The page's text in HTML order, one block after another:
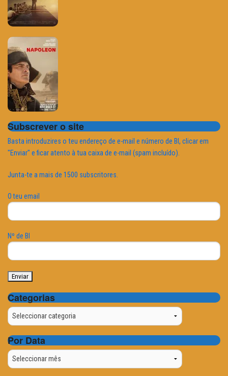
Subscrever o site
Basta introduzires o teu endereço de e-mail e número de BI, clicar em
"Enviar" e ficar atento à tua caixa de e-mail (spam incluído).
Junta-te a mais de 1500 subscritores.
O teu email
Nº de BI
Categorias
Categorias
Por Data
Por
Data